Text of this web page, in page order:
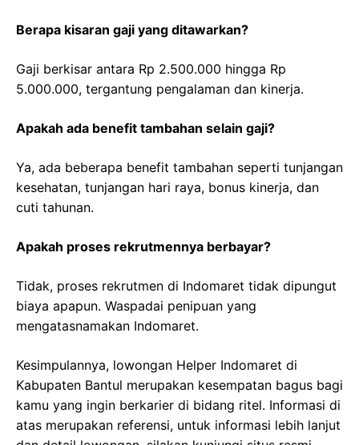
Berapa kisaran gaji yang ditawarkan?
Gaji berkisar antara Rp 2.500.000 hingga Rp
5.000.000, tergantung pengalaman dan kinerja.
Apakah ada benefit tambahan selain gaji?
Ya, ada beberapa benefit tambahan seperti tunjangan
kesehatan, tunjangan hari raya, bonus kinerja, dan
cuti tahunan.
Apakah proses rekrutmennya berbayar?
Tidak, proses rekrutmen di Indomaret tidak dipungut
biaya apapun. Waspadai penipuan yang
mengatasnamakan Indomaret.
Kesimpulannya, lowongan Helper Indomaret di
Kabupaten Bantul merupakan kesempatan bagus bagi
kamu yang ingin berkarier di bidang ritel. Informasi di
atas merupakan referensi, untuk informasi lebih lanjut